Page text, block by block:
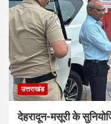
उत्तराखंड
देहरादून-मसूरी के